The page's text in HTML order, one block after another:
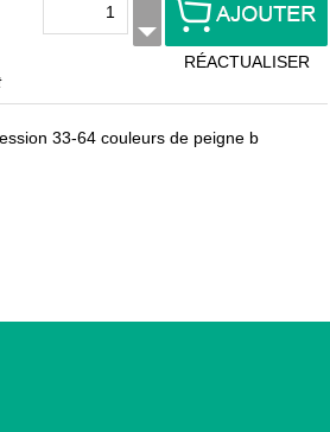
RÉACTUALISER
33-64 couleurs de peigne b